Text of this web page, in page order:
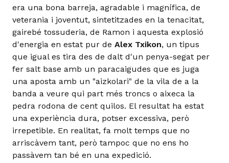
era una bona barreja, agradable i magnífica, de
veterania i joventut, sintetitzades en la tenacitat,
gairebé tossuderia, de Ramon i aquesta explosió
d'energia en estat pur de Alex Txikon, un tipus
que igual es tira des de dalt d'un penya-segat per
fer salt base amb un paracaigudes que es juga
una aposta amb un "aizkolari" de la vila de a la
banda a veure qui part més troncs o aixeca la
pedra rodona de cent quilos. El resultat ha estat
una experiència dura, potser excessiva, però
irrepetible. En realitat, fa molt temps que no
arriscàvem tant, però tampoc que no ens ho
passàvem tan bé en una expedició.